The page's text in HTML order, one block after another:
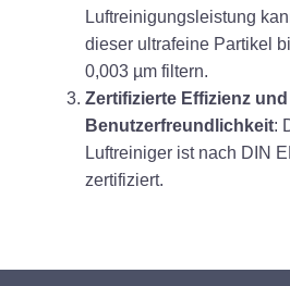
Luftreinigungsleistung
dieser ultrafeine Partikel
0,003 µm filtern.
Zertifizierte Effizienz und
Benutzerfreundlichkeit:
Luftreiniger ist nach DIN
zertifiziert.